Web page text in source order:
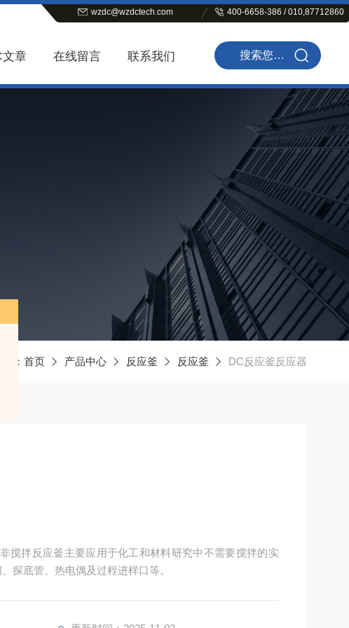
wzdc@wzdctech.com 400-6658-386 / 010,87712860
文章 在线留言 联系我们
置： 首页 产品中心 反应釜 反应釜 DC反应釜反应器
搅拌反应釜主要应用于化工和材料研究中不需要搅拌的实
探底管、热电偶及过程进样口等。